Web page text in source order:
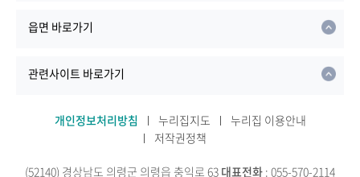
읍면 바로가기
관련사이트 바로가기
개인정보처리방침 누리집지도
누리집 이용안내
저작권정책
(52140) 경상남도 의령군 의령읍 충익로 63 대표전화 : 055-570-2114